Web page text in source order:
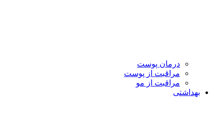
درمان پوست
مراقبت از پوست
مراقبت از مو
بهداشتی